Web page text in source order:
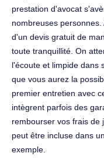
prestation d'avocat
nombreuses
d'un devis gratuit de
toute tranquillité. On
l'écoute et limpide dans
que vous aurez la
premier entretien avec
intègrent parfois des
rembourser vos frais de
peut être incluse dans
exemple.